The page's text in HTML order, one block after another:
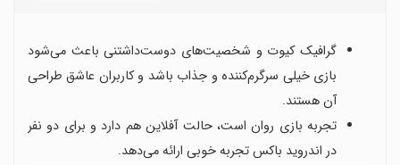
گرافیک کیوت و شخصیت‌های دوست‌داشتنی باعث می‌شود
بازی خیلی سرگرم‌کننده و جذاب باشد و کاربران عاشق طراحی
آن هستند.
تجربه بازی روان است، حالت آفلاین هم دارد و برای دو نفر
در اندروید باکس تجربه خوبی ارائه می‌دهد.